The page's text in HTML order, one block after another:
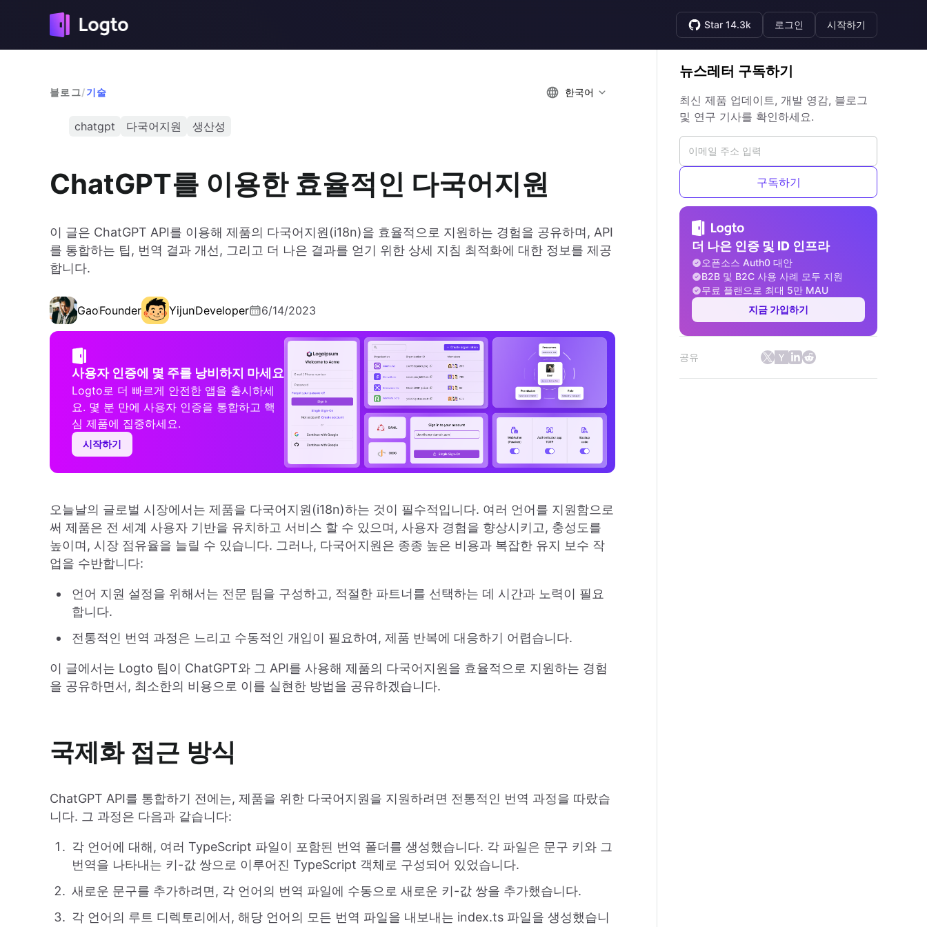
Star 14.3k 로그인 시작하기
블로그/기술 한국어
chatgpt 다국어지원 생산성
ChatGPT를 이용한 효율적인 다국어지원
이 글은 ChatGPT API를 이용해 제품의 다국어지원(i18n)을 효율적으로 지원하는 경험을 공유하며, API
를 통합하는 팁, 번역 결과 개선, 그리고 더 나은 결과를 얻기 위한 상세 지침 최적화에 대한 정보를 제공
합니다.
GaoFounder YijunDeveloper 6/14/2023
사용자 인증에 몇 주를 낭비하지 마세요
Logto로 더 빠르게 안전한 앱을 출시하세
요. 몇 분 만에 사용자 인증을 통합하고 핵
심 제품에 집중하세요.
시작하기
오늘날의 글로벌 시장에서는 제품을 다국어지원(i18n)하는 것이 필수적입니다. 여러 언어를 지원함으로
써 제품은 전 세계 사용자 기반을 유치하고 서비스 할 수 있으며, 사용자 경험을 향상시키고, 충성도를
높이며, 시장 점유율을 늘릴 수 있습니다. 그러나, 다국어지원은 종종 높은 비용과 복잡한 유지 보수 작
업을 수반합니다:
언어 지원 설정을 위해서는 전문 팀을 구성하고, 적절한 파트너를 선택하는 데 시간과 노력이 필요
합니다.
전통적인 번역 과정은 느리고 수동적인 개입이 필요하여, 제품 반복에 대응하기 어렵습니다.
이 글에서는 Logto 팀이 ChatGPT와 그 API를 사용해 제품의 다국어지원을 효율적으로 지원하는 경험
을 공유하면서, 최소한의 비용으로 이를 실현한 방법을 공유하겠습니다.
국제화 접근 방식
ChatGPT API를 통합하기 전에는, 제품을 위한 다국어지원을 지원하려면 전통적인 번역 과정을 따랐습
니다. 그 과정은 다음과 같습니다:
각 언어에 대해, 여러 TypeScript 파일이 포함된 번역 폴더를 생성했습니다. 각 파일은 문구 키와 그
번역을 나타내는 키-값 쌍으로 이루어진 TypeScript 객체로 구성되어 있었습니다.
새로운 문구를 추가하려면, 각 언어의 번역 파일에 수동으로 새로운 키-값 쌍을 추가했습니다.
각 언어의 루트 디렉토리에서, 해당 언어의 모든 번역 파일을 내보내는 index.ts 파일을 생성했습니
뉴스레터 구독하기
최신 제품 업데이트, 개발 영감, 블로그
및 연구 기사를 확인하세요.
구독하기
더 나은 인증 및 ID 인프라
오픈소스 Auth0 대안
B2B 및 B2C 사용 사례 모두 지원
무료 플랜으로 최대 5만 MAU
지금 가입하기
공유